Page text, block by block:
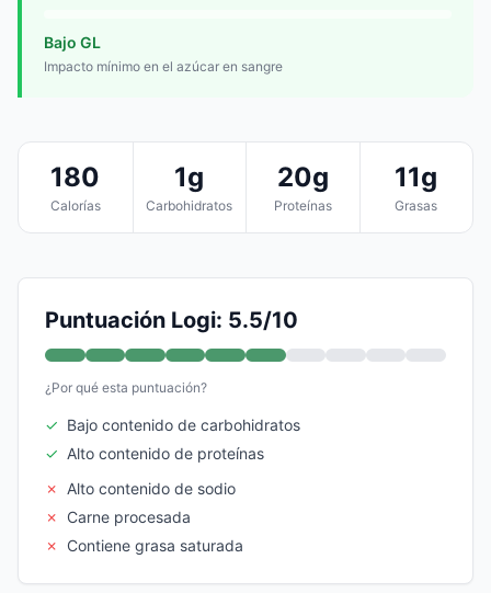
Bajo GL
Impacto mínimo en el azúcar en sangre
180
Calorías
1g
Carbohidratos
20g
Proteínas
11g
Grasas
Puntuación Logi: 5.5/10
¿Por qué esta puntuación?
✓ Bajo contenido de carbohidratos
✓ Alto contenido de proteínas
✗
Alto contenido de sodio
✗
Carne procesada
✗
Contiene grasa saturada